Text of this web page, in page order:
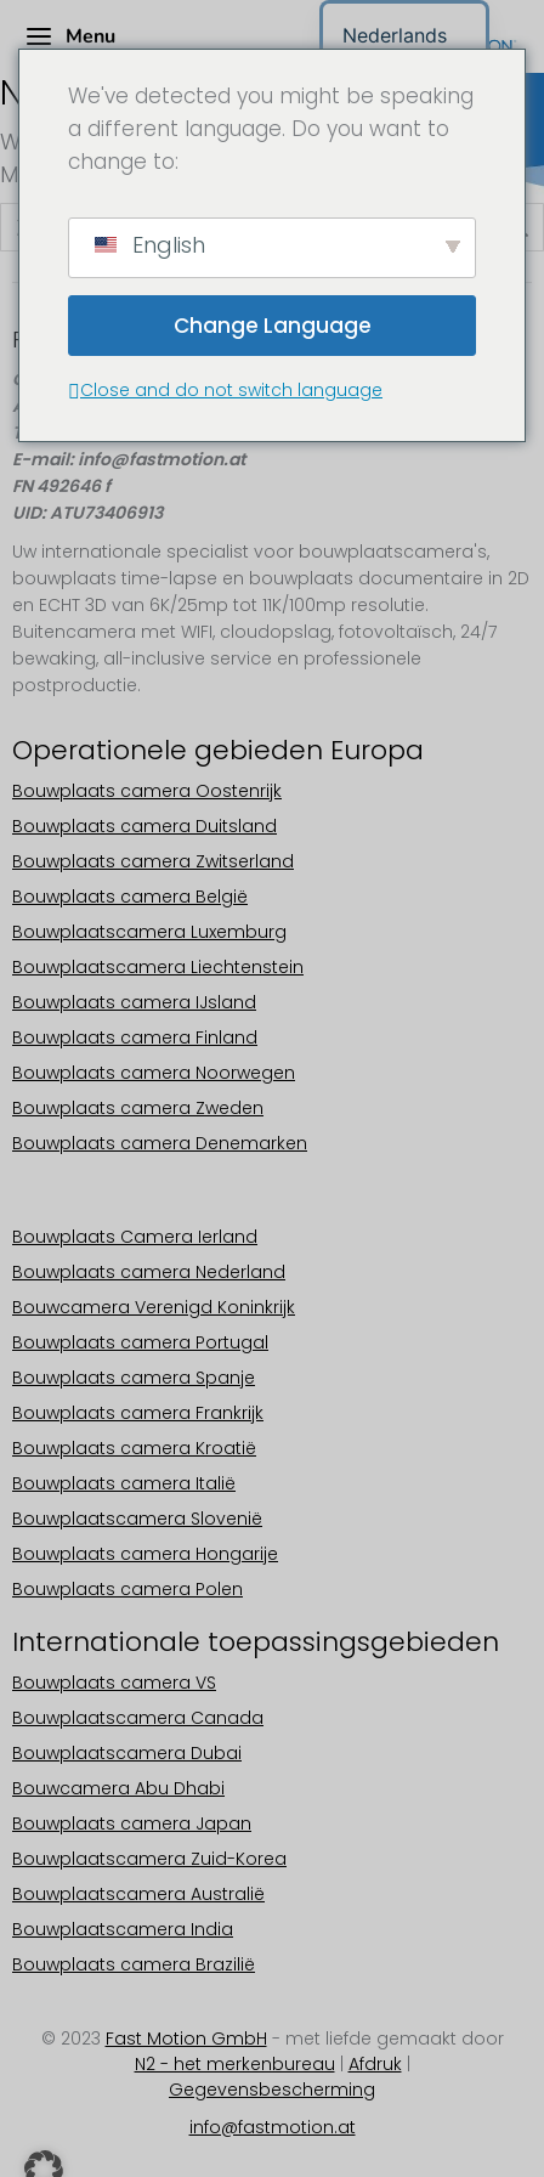
Menu
Niets gevonden
We kunnen niet vinden waar je naar zocht.
Misschien dat zoeken helpt.
FAST MOTION GmbH
Gleispachgasse 1
A-8045 Graz, Oostenrijk
Telefoon: +43 676 66 20 100
E-mail: info@fastmotion.at
FN 492646 f
UID: ATU73406913
Uw internationale specialist voor bouwplaatscamera's,
bouwplaats time-lapse en bouwplaats documentaire in 2D
en ECHT 3D van 6K/25mp tot 11K/100mp resolutie.
Buitencamera met WIFI, cloudopslag, fotovoltaïsch, 24/7
bewaking, all-inclusive service en professionele
postproductie.
Operationele gebieden Europa
Bouwplaats camera Oostenrijk
Bouwplaats camera Duitsland
Bouwplaats camera Zwitserland
Bouwplaats camera België
Bouwplaatscamera Luxemburg
Bouwplaatscamera Liechtenstein
Bouwplaats camera IJsland
Bouwplaats camera Finland
Bouwplaats camera Noorwegen
Bouwplaats camera Zweden
Bouwplaats camera Denemarken
Bouwplaats Camera Ierland
Bouwplaats camera Nederland
Bouwcamera Verenigd Koninkrijk
Bouwplaats camera Portugal
Bouwplaats camera Spanje
Bouwplaats camera Frankrijk
Bouwplaats camera Kroatië
Bouwplaats camera Italië
Bouwplaatscamera Slovenië
Bouwplaats camera Hongarije
Bouwplaats camera Polen
Internationale toepassingsgebieden
Bouwplaats camera VS
Bouwplaatscamera Canada
Bouwplaatscamera Dubai
Bouwcamera Abu Dhabi
Bouwplaats camera Japan
Bouwplaatscamera Zuid-Korea
Bouwplaatscamera Australië
Bouwplaatscamera India
Bouwplaats camera Brazilië
© 2023 Fast Motion GmbH - met liefde gemaakt door
N2 - het merkenbureau Afdruk|
Gegevensbescherming
info@fastmotion.at
We've detected you might be speaking
a different language. Do you want to
change to:
English
Change Language
Close and do not switch language
Nederlands